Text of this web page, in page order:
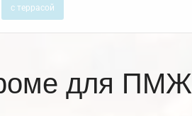
с террасой
для ПМЖ